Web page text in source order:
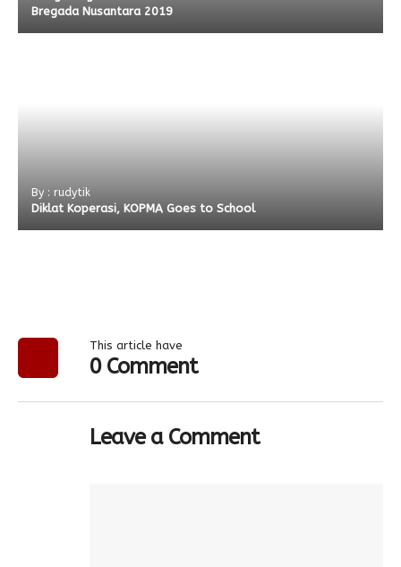
Bregada Nusantara 2019
By : rudytik
Diklat Koperasi, KOPMA Goes to School
This article have
0 Comment
Leave a Comment